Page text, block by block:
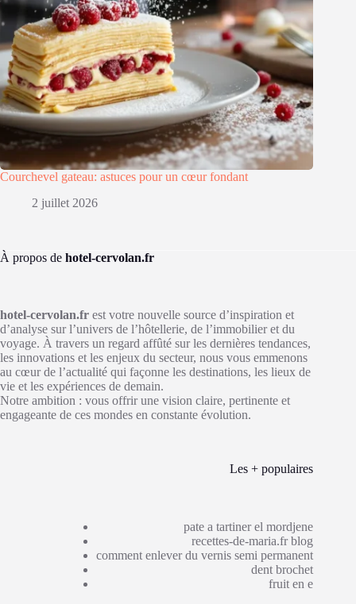
Courchevel gateau: astuces pour un cœur fondant
2 juillet 2026
À propos de hotel-cervolan.fr
hotel-cervolan.fr est votre nouvelle source d’inspiration et
d’analyse sur l’univers de l’hôtellerie, de l’immobilier et du
voyage. À travers un regard affûté sur les dernières tendances,
les innovations et les enjeux du secteur, nous vous emmenons
au cœur de l’actualité qui façonne les destinations, les lieux de
vie et les expériences de demain.
Notre ambition : vous offrir une vision claire, pertinente et
engageante de ces mondes en constante évolution.
Les + populaires
pate a tartiner el mordjene
recettes-de-maria.fr blog
comment enlever du vernis semi permanent
dent brochet
fruit en e